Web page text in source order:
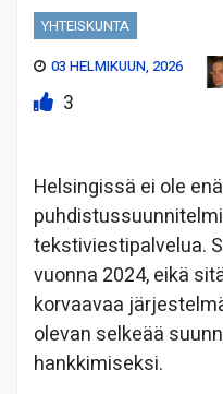
YHTEISKUNTA
03 HELMIKUUN, 2026
3
Helsingissä ei ole
tekstiviestipalvelua.
vuonna 2024, eikä
korvaavaa
olevan selkeää
hankkimiseksi.